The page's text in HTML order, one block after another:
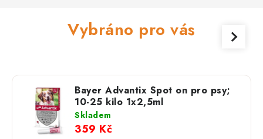
SLUŽBY
Vybráno pro vás
Bayer Advantix Spot on pro psy;
10-25 kilo 1x2,5ml
Skladem
359 Kč